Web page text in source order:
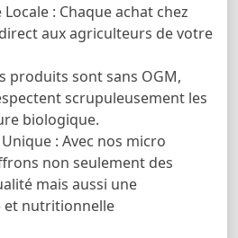
: Chaque achat chez
aux agriculteurs de votre
produits sont sans OGM,
scrupuleusement les
biologique.
: Avec nos micro
non seulement des
mais aussi une
et nutritionnelle